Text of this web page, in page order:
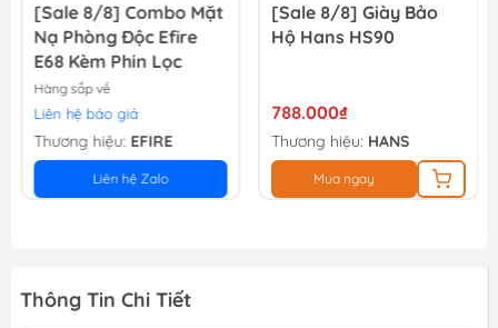
[Sale 8/8] Combo Mặt
Nạ Phòng Độc Efire
E68 Kèm Phin Lọc
Hàng sắp về
Liên hệ báo giá
Thương hiệu: EFIRE
Liên hệ Zalo
[Sale 8/8] Giày Bảo
Hộ Hans HS90
788.000₫
Thương hiệu: HANS
Mua ngay
Thông Tin Chi Tiết